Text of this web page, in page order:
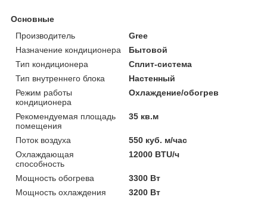
Основные
Производитель
Gree
Назначение кондиционера
Бытовой
Тип кондиционера
Сплит-система
Тип внутреннего блока
Настенный
Режим работы
кондиционера
Охлаждение/обогрев
Рекомендуемая площадь
помещения
35 кв.м
Поток воздуха
550 куб. м/час
Охлаждающая
способность
12000 BTU/ч
Мощность обогрева
3300 Вт
Мощность охлаждения
3200 Вт